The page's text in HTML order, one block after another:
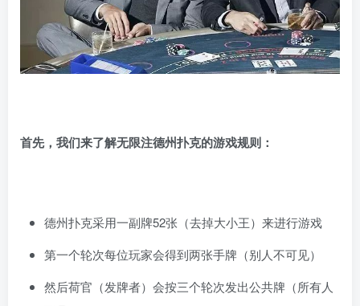
首先，我们来了解无限注德州扑克的游戏规则：
德州扑克采用一副牌52张（去掉大小王）来进行游戏
第一个轮次每位玩家会得到两张手牌（别人不可见）
然后荷官（发牌者）会按三个轮次发出公共牌（所有人